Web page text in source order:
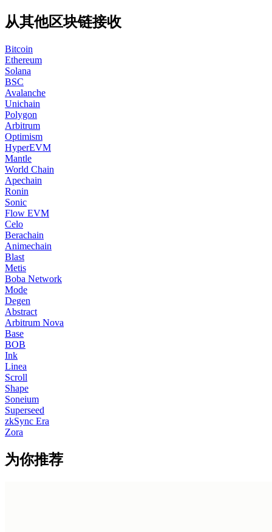
从其他区块链接收
Bitcoin
Ethereum
Solana
BSC
Avalanche
Unichain
Polygon
Arbitrum
Optimism
HyperEVM
Mantle
World Chain
Apechain
Ronin
Sonic
Flow EVM
Celo
Berachain
Animechain
Blast
Metis
Boba Network
Mode
Degen
Abstract
Arbitrum Nova
Base
BOB
Ink
Linea
Scroll
Shape
Soneium
Superseed
zkSync Era
Zora
为你推荐